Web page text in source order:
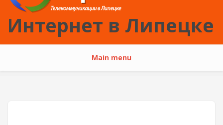
Интернет в Липецке
Main menu